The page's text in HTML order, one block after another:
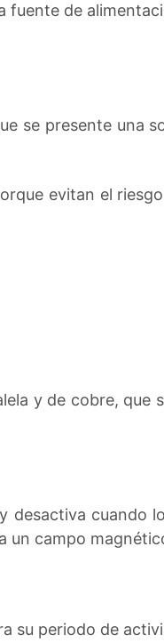
de
se presente una
evitan el
y de cobre, que
desactiva cuando
un campo
su periodo de